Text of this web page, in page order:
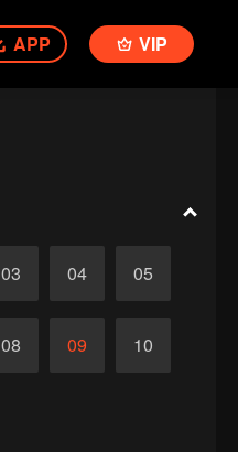
APP VIP
03 04 05
08 09 10